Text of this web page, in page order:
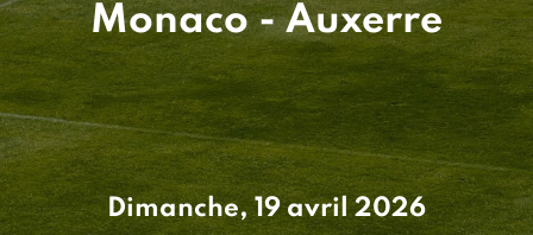
Monaco - Auxerre
Dimanche, 19 avril 2026